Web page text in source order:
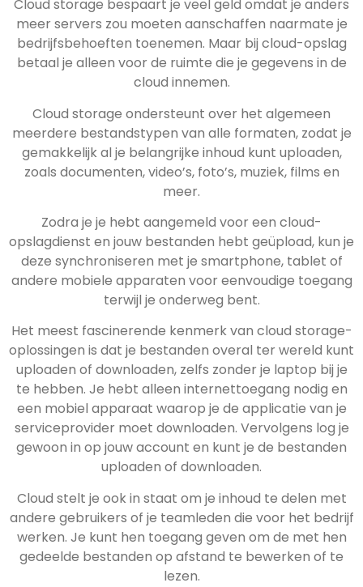
Cloud storage bespaart je veel geld omdat je anders
meer servers zou moeten aanschaffen naarmate je
bedrijfsbehoeften toenemen. Maar bij cloud-opslag
betaal je alleen voor de ruimte die je gegevens in de
cloud innemen.
Cloud storage ondersteunt over het algemeen
meerdere bestandstypen van alle formaten, zodat je
gemakkelijk al je belangrijke inhoud kunt uploaden,
zoals documenten, video’s, foto’s, muziek, films en
meer.
Zodra je je hebt aangemeld voor een cloud-
opslagdienst en jouw bestanden hebt geüpload, kun je
deze synchroniseren met je smartphone, tablet of
andere mobiele apparaten voor eenvoudige toegang
terwijl je onderweg bent.
Het meest fascinerende kenmerk van cloud storage-
oplossingen is dat je bestanden overal ter wereld kunt
uploaden of downloaden, zelfs zonder je laptop bij je
te hebben. Je hebt alleen internettoegang nodig en
een mobiel apparaat waarop je de applicatie van je
serviceprovider moet downloaden. Vervolgens log je
gewoon in op jouw account en kunt je de bestanden
uploaden of downloaden.
Cloud stelt je ook in staat om je inhoud te delen met
andere gebruikers of je teamleden die voor het bedrijf
werken. Je kunt hen toegang geven om de met hen
gedeelde bestanden op afstand te bewerken of te
lezen.